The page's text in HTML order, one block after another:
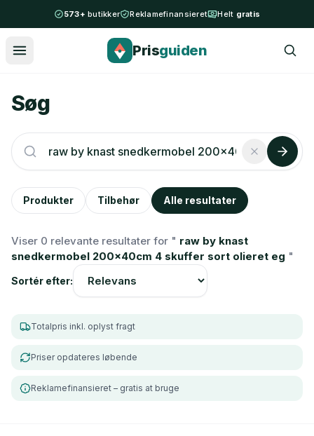
Spring til indhold
573+butikker Reklamefinansieret Helt gratis
Prisguiden
Søg
Produkter Tilbehør Alle resultater
Viser 0 relevante resultater for " raw by knast
snedkermobel 200x40cm 4 skuffer sort olieret eg "
Sortér efter:
Totalpris inkl. oplyst fragt
Priser opdateres løbende
Reklamefinansieret – gratis at bruge